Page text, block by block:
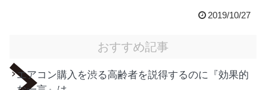
2019/10/27
おすすめ記事
エアコン購入を渋る高齢者を説得するのに『効果的